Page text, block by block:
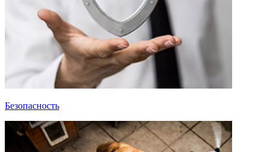
Безопасность